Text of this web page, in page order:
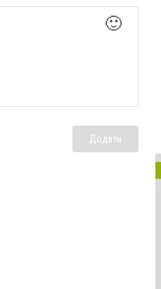
🙂
Додати